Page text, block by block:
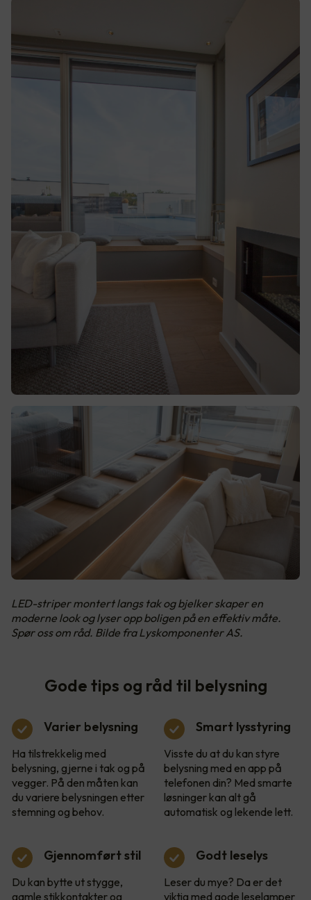
LED-striper montert langs tak og bjelker skaper en
moderne look og lyser opp boligen på en effektiv måte.
Spør oss om råd. Bilde fra Lyskomponenter AS.
Gode tips og råd til belysning
Varier belysning
Ha tilstrekkelig med
belysning, gjerne i tak og på
vegger. På den måten kan
du variere belysningen etter
stemning og behov.
Smart lysstyring
Visste du at du kan styre
belysning med en app på
telefonen din? Med smarte
løsninger kan alt gå
automatisk og lekende lett.
Gjennomført stil
Du kan bytte ut stygge,
gamle stikkontakter og
Godt leselys
Leser du mye? Da er det
viktig med gode leselamper